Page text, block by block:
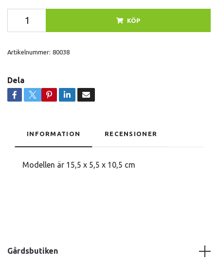
KÖP
Artikelnummer: 80038
Dela
INFORMATION RECENSIONER
Modellen är 15,5 x 5,5 x 10,5 cm
Gårdsbutiken